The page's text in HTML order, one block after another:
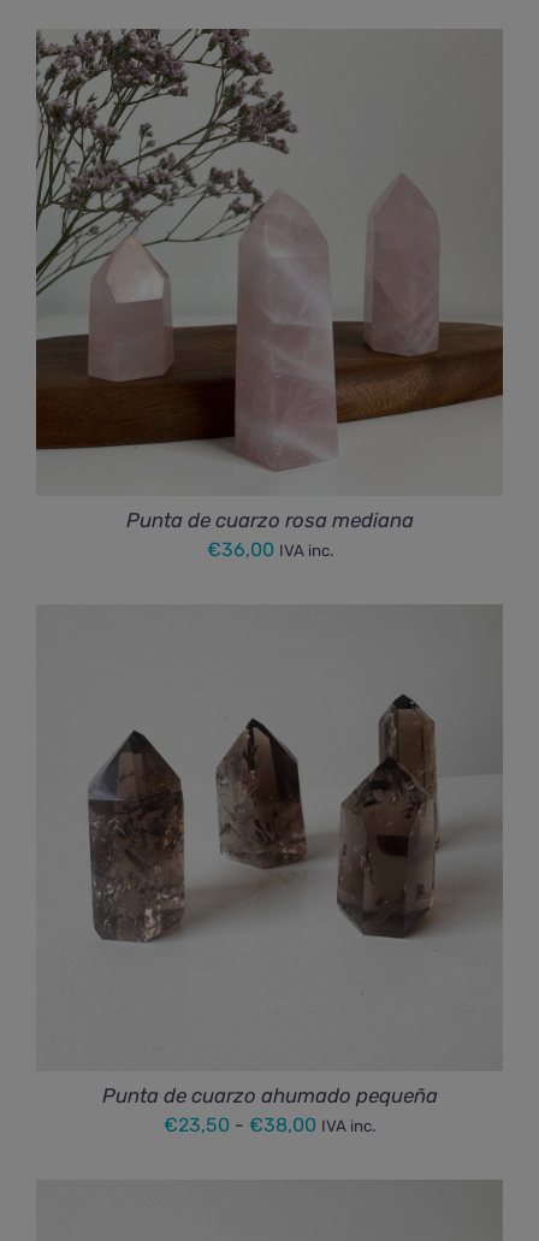
Punta de cuarzo rosa mediana
€36,00 IVA inc.
Punta de cuarzo ahumado pequeña
€23,50 - €38,00 Rango
IVA inc.